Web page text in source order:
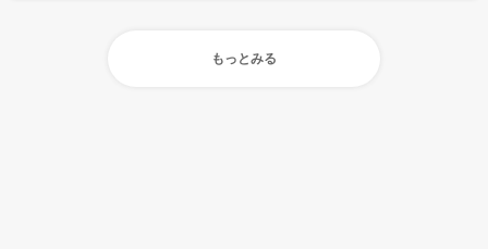
もっとみる